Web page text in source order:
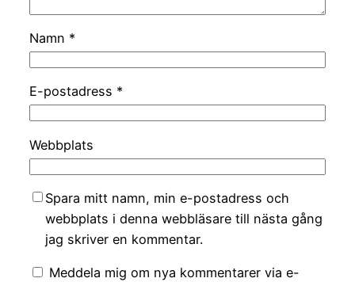
Namn *
E-postadress *
Webbplats
Spara mitt namn, min e-postadress och
webbplats i denna webbläsare till nästa gång
jag skriver en kommentar.
Meddela mig om nya kommentarer via e-